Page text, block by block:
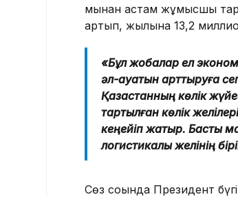
мыңнан астам жұмысшы
артып, жылына 13,2
«Бұл жобалар ел
әл-ауқатын арттыруға
Қазақстанның көлік
тартылған көлік
кеңейіп жатыр. Басты
логистикалық желінің
Сөз соңында Президент